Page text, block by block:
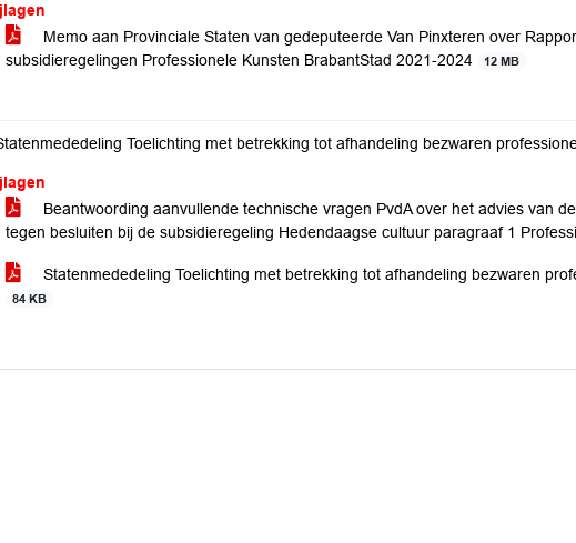
Memo aan Provinciale Staten van gedeputeerde Van Pinxteren over
subsidieregelingen Professionele Kunsten BrabantStad 2021-2024
12 MB
Toelichting met betrekking tot afhandeling bezwaren
Beantwoording aanvullende technische vragen PvdA over het advies van
tegen besluiten bij de subsidieregeling Hedendaagse cultuur paragraaf 1
Statenmededeling Toelichting met betrekking tot afhandeling bezwaren
84 KB